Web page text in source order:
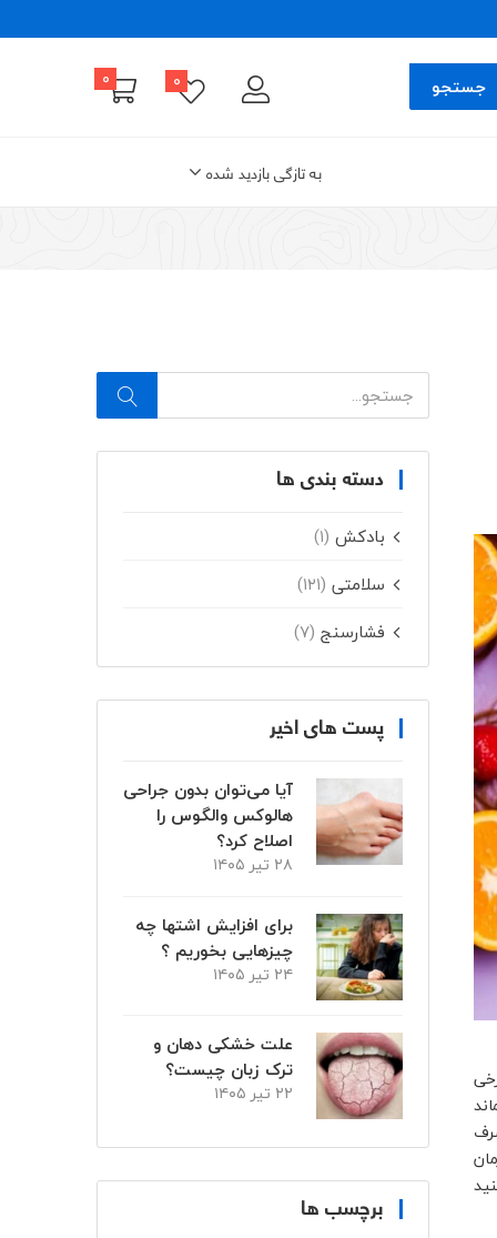
جستجو ۰ ۰
به تازگی بازدید شده
دسته بندی ها
بادکش (۱)
سلامتی (۱۲۱)
فشارسنج (۷)
پست های اخیر
آیا می‌توان بدون جراحی
هالوکس والگوس را
اصلاح کرد؟
۲۸ تیر ۱۴۰۵
برای افزایش اشتها چه
چیزهایی بخوریم ؟
۲۴ تیر ۱۴۰۵
علت خشکی دهان و
ترک زبان چیست؟
۲۲ تیر ۱۴۰۵
برچسب ها